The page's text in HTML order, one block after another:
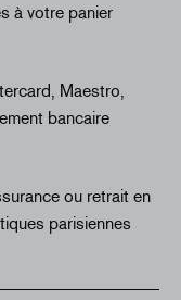
à votre panier
Maestro,
bancaire
ou retrait en
parisiennes